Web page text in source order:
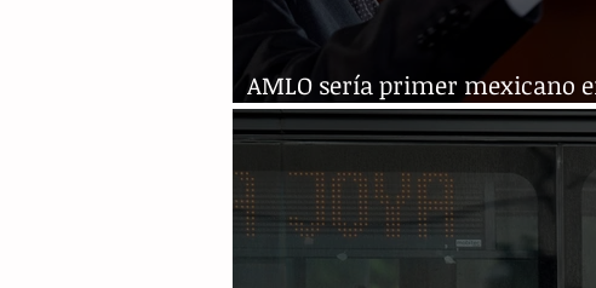
AMLO sería primer mexicano
usar la vacuna rusa contra